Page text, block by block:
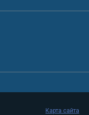
Карта сайта